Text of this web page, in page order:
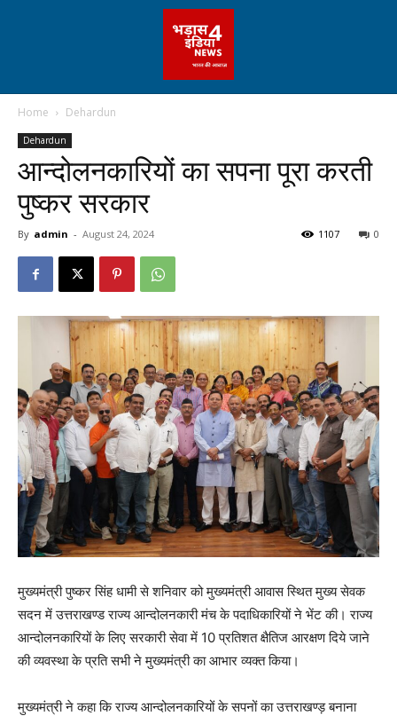
Home Dehardun
Dehardun
आन्दोलनकारियों का सपना पूरा करती
पुष्कर सरकार
By admin - August 24, 2024 0
1107
मुख्यमंत्री पुष्कर सिंह धामी से शनिवार को मुख्यमंत्री आवास स्थित मुख्य सेवक
सदन में उत्तराखण्ड राज्य आन्दोलनकारी मंच के पदाधिकारियों ने भेंट की। राज्य
आन्दोलनकारियों के लिए सरकारी सेवा में 10 प्रतिशत क्षैतिज आरक्षण दिये जाने
की व्यवस्था के प्रति सभी ने मुख्यमंत्री का आभार व्यक्त किया।
मुख्यमंत्री ने कहा कि राज्य आन्दोलनकारियों के सपनों का उत्तराखण्ड़ बनाना